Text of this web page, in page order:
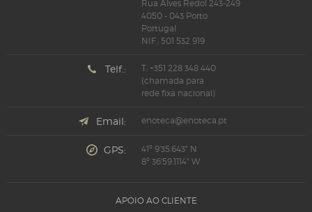
Rua Alves Redol 243-249
4050 - 043 Porto
Portugal
NIF.: 501 532 919
Telf.:
T: +351 228 348 440
(chamada para
rede fixa nacional)
Email: enoteca@enoteca.pt
GPS:
41º 9'35.643" N
8º 36'59.1114" W
APOIO AO CLIENTE